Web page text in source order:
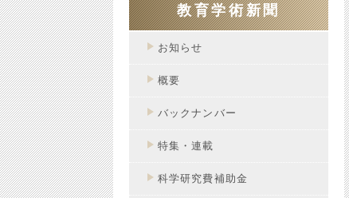
教育学術新聞
お知らせ
概要
バックナンバー
特集・連載
科学研究費補助金